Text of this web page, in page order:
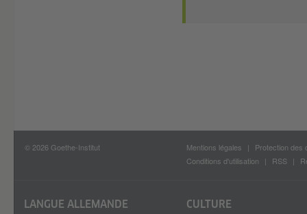
© 2026 Goethe-Institut Mentions légales
Protection des
Conditions d'utilisation
RSS
LANGUE ALLEMANDE CULTURE